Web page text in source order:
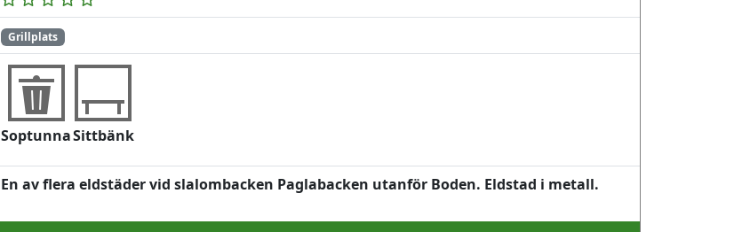
Grillplats
SoptunnaSittbänk
En av flera eldstäder vid slalombacken Paglabacken utanför Boden. Eldstad i metall.